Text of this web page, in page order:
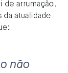
de arrumação,
da atualidade
não